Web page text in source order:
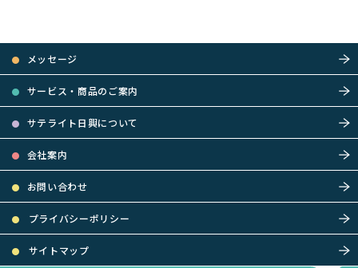
メッセージ
サービス・商品のご案内
サテライト日興について
会社案内
お問い合わせ
プライバシーポリシー
サイトマップ